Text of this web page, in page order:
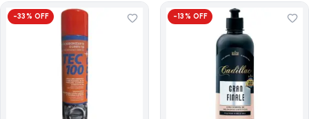
-33% OFF -13% OFF